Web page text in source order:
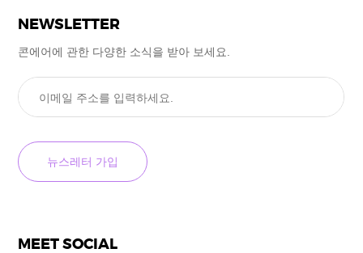
NEWSLETTER
콘에어에 관한 다양한 소식을 받아 보세요.
MEET SOCIAL